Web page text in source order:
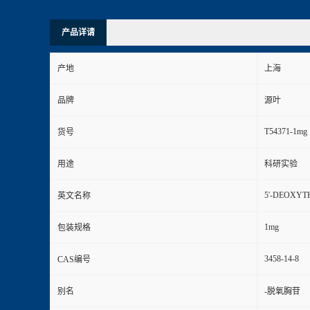
产品详请
产地 上海
品牌 源叶
货号 T54371-1mg
用途 科研实验
英文名称 5'-
包装规格 1mg
CAS编号 3458-14-8
别名 -脱氧胸苷